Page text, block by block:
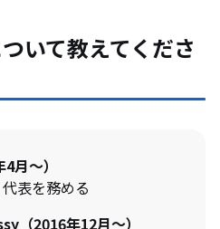
いて教えてくださ
月～）
表を務める
（2016年12月～）